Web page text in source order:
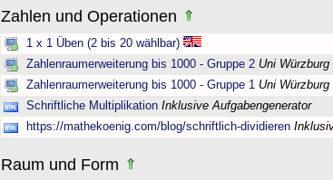
Zahlen und Operationen
1 x 1 Üben (2 bis 20 wählbar)
Zahlenraumerweiterung bis 1000 - Gruppe 2 Uni Würzburg
Zahlenraumerweiterung bis 1000 - Gruppe 1 Uni Würzburg
Schriftliche Multiplikation Inklusive Aufgabengenerator
https://mathekoenig.com/blog/schriftlich-dividieren
Raum und Form